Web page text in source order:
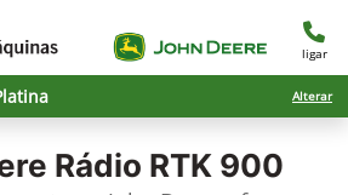
ligar
Alterar
Rádio RTK 900